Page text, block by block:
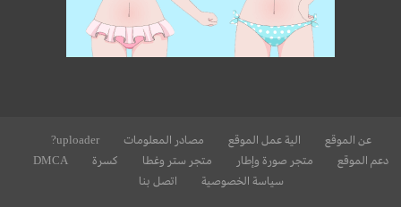
عن الموقع الية عمل الموقع مصادر المعلومات
uploader?
دعم الموقع
متجر صورة وإطار متجر ستر وغطا كسرة
DMCA
سياسة الخصوصية
اتصل بنا